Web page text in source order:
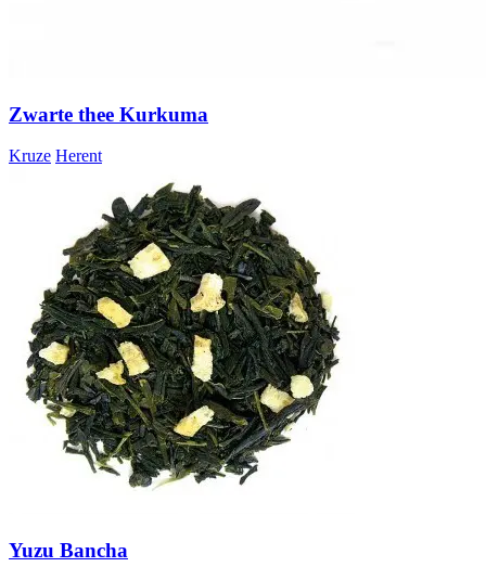
Zwarte thee Kurkuma
Kruze Herent
Yuzu Bancha